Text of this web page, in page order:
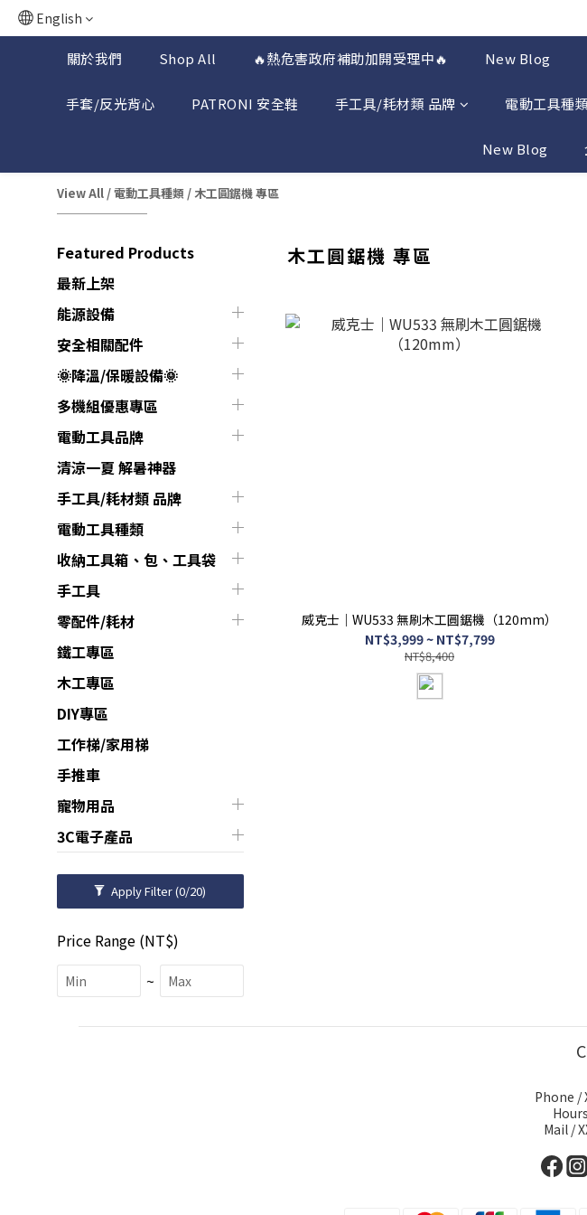
English
關於我們 Shop All 🔥熱危害政府補助加開受理中🔥 New Blog
手套/反光背心 PATRONI 安全鞋 手工具/耗材類 品牌 電動工具種類
New Blog
View All /電動工具種類 /木工圓鋸機 專區
Featured Products
最新上架
能源設備
安全相關配件
🌞降溫/保暖設備🌞
多機組優惠專區
電動工具品牌
清涼一夏 解暑神器
手工具/耗材類 品牌
電動工具種類
收納工具箱、包、工具袋
手工具
零配件/耗材
鐵工專區
木工專區
DIY專區
工作梯/家用梯
手推車
寵物用品
3C電子產品
Apply Filter(0/20)
Price Range (NT$)
~
木工圓鋸機 專區
威克士｜WU533 無刷木工圓鋸機（120mm）
NT$3,999 ~ NT$7,799
NT$8,400
Phone /
Mail /